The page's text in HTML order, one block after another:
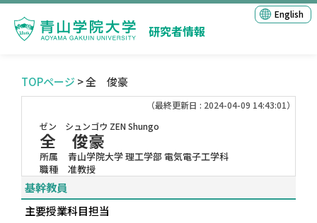
研究者情報
English
TOPページ > 全 俊豪
（最終更新日 : 2024-04-09 14:43:01）
ゼン シュンゴウ ZEN Shungo
全 俊豪
所属
青山学院大学 理工学部 電気電子工学科
職種
准教授
基幹教員
主要授業科目担当